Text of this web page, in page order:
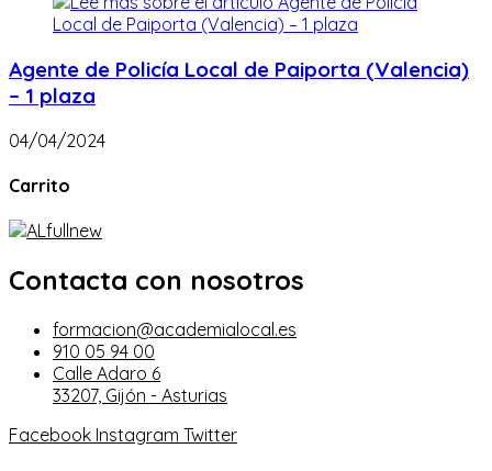
Agente de Policía Local de Paiporta (Valencia)
– 1 plaza
04/04/2024
Carrito
Contacta con nosotros
formacion@academialocal.es
910 05 94 00
Calle Adaro 6
33207, Gijón - Asturias
Facebook Instagram Twitter